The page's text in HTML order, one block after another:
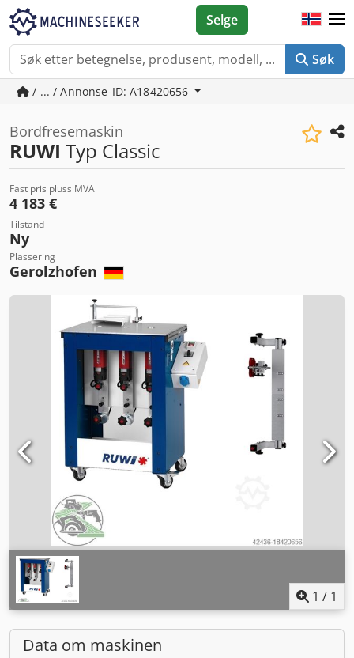
Søk
Selge
/ ... / Annonse-ID: A18420656
Bordfresemaskin
RUWI Typ Classic
Fast pris pluss MVA
4 183 €
Tilstand
Ny
Plassering
Gerolzhofen
1 / 1
Data om maskinen